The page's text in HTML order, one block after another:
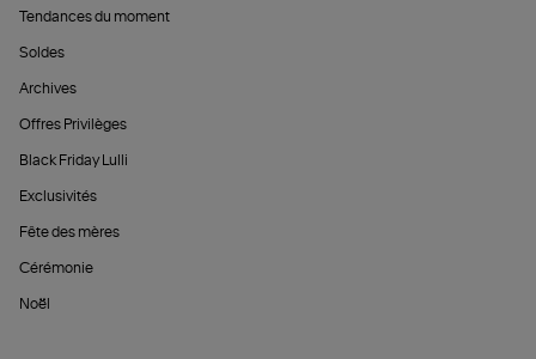
Tendances du moment
Soldes
Archives
Offres Privilèges
Black Friday Lulli
Exclusivités
Fête des mères
Cérémonie
Noël